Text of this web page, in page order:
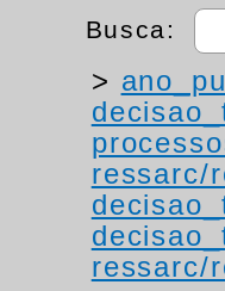
Busca:
>
ressarc/
ressarc/